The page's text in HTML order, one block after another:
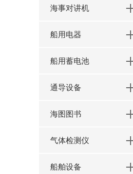
海事对讲机
船用电器
船用蓄电池
通导设备
海图图书
气体检测仪
船舶设备